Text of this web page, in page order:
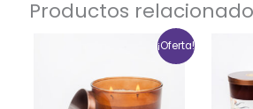
Productos
¡Oferta!
era:
$27.99.
es:
$21.50.